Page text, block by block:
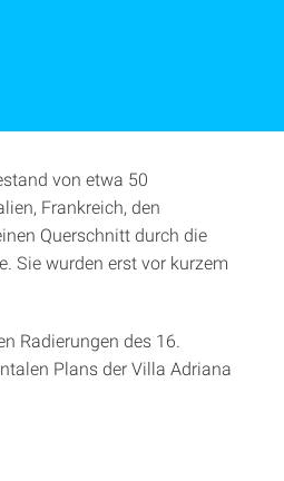
von etwa 50
Frankreich, den
Querschnitt durch die
Sie wurden erst vor kurzem
Radierungen des 16.
Plans der Villa Adriana